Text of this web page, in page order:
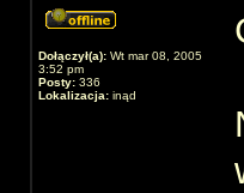
Dołączył(a): Wt mar 08, 2005
3:52 pm
Posty: 336
Lokalizacja: inąd